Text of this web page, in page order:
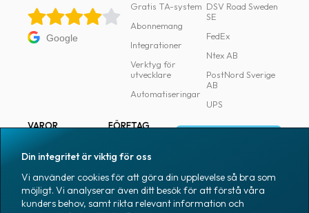
Google
Gratis TA-system
Abonnemang
Integrationer
Verktyg för
utvecklare
Automatiseringar
DSV Road Sweden
SE
FedEx
Ntex AB
PostNord Sverige
AB
UPS
VAROR
Märkning
Emballage
Emballagetillbehör
FÖRETAG
Pressrum
Medarbetare
Jobb & karriär
Skapa konto
Din integritet är viktig för oss
Vi använder cookies för att göra din upplevelse så bra som
möjligt. Vi analyserar även ditt besök för att förstå våra
kunders behov, samt rikta relevant information och